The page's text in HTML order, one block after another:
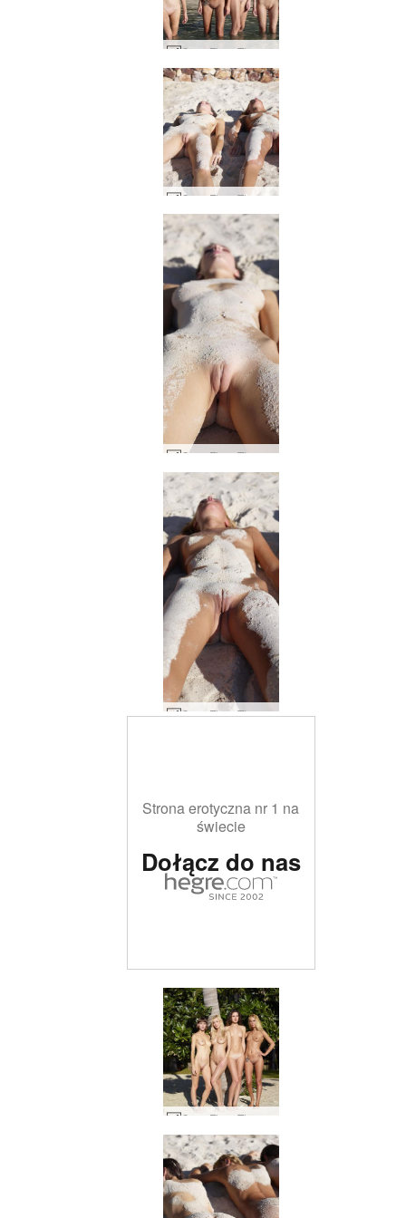
Coxy Flora Thea Zaika 4 divy #26
Coxy Flora Thea Zaika piaskowa #40
Coxy Flora Thea Zaika piaskowa #41
Coxy Flora Thea Zaika piaskowa #36
Strona erotyczna nr 1 na
świecie
Dołącz do nas